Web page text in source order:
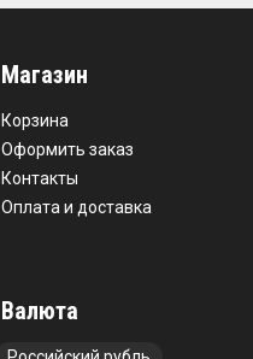
Магазин
Корзина
Оформить заказ
Контакты
Оплата и доставка
Валюта